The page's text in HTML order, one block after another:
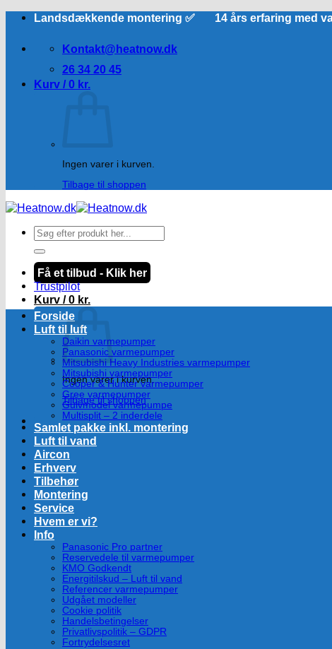
FortsætLandsdækkende montering ✅ 14 års erfaring med
Kontakt@heatnow.dk
26 34 20 45
Kurv / 0 kr.
Ingen varer i kurven.
Tilbage til shoppen
Søg
Få et tilbud - Klik her
Trustpilot
Kurv /0 kr.
Ingen varer i kurven.
Tilbage til shoppen
Forside
Luft til luft
Daikin varmepumper
Panasonic varmepumper
Mitsubishi Heavy Industries varmepumper
Mitsubishi varmepumper
Cooper & Hunter varmepumper
Gree varmepumper
Gulvmodel varmepumpe
Multisplit – 2 inderdele
Samlet pakke inkl. montering
Luft til vand
Aircon
Erhverv
Tilbehør
Montering
Service
Hvem er vi?
Info
Panasonic Pro partner
Reservedele til varmepumper
KMO Godkendt
Energitilskud – Luft til vand
Referencer varmepumper
Udgået modeller
Cookie politik
Handelsbetingelser
Privatlivspolitik – GDPR
Fortrydelsesret